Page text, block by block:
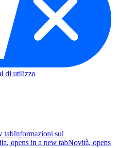
di utilizzo
tabInformazioni sul
, opens in a new tabNovità, opens